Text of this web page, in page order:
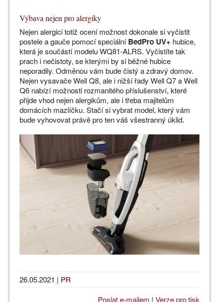
Výbava nejen pro alergiky
Nejen alergici totiž ocení možnost dokonale si vyčistit
postele a gauče pomocí speciálníBedPro UV+ hubice,
která je součástí modelu WQ81-ALRS. Vyčistíte tak
prach i nečistoty, se kterými by si běžné hubice
neporadily. Odměnou vám bude čistý a zdravý domov.
Nejen vysavače Well Q8, ale i nižší řady Well Q7 a Well
Q6 nabízí možnosti rozmanitého příslušenství, které
přijde vhod nejen alergikům, ale i třeba majitelům
domácích mazlíčku. Stačí si vybrat model, který vám
bude vyhovovat právě pro ten váš všestranný úklid.
26.05.2021 | PR
Poslat e-mailem | Verze pro tisk